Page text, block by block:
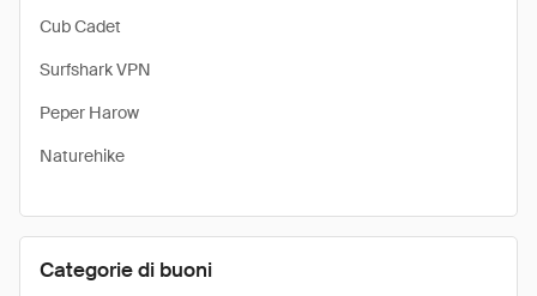
Cub Cadet
Surfshark VPN
Peper Harow
Naturehike
Categorie di buoni